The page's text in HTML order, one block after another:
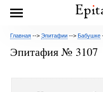
Главная --> Эпитафии --> Бабушке
Эпитафия № 3107